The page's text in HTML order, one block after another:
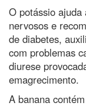
O potássio
nervosos e
de diabetes,
com problemas
diurese
emagrecimento.
A banana